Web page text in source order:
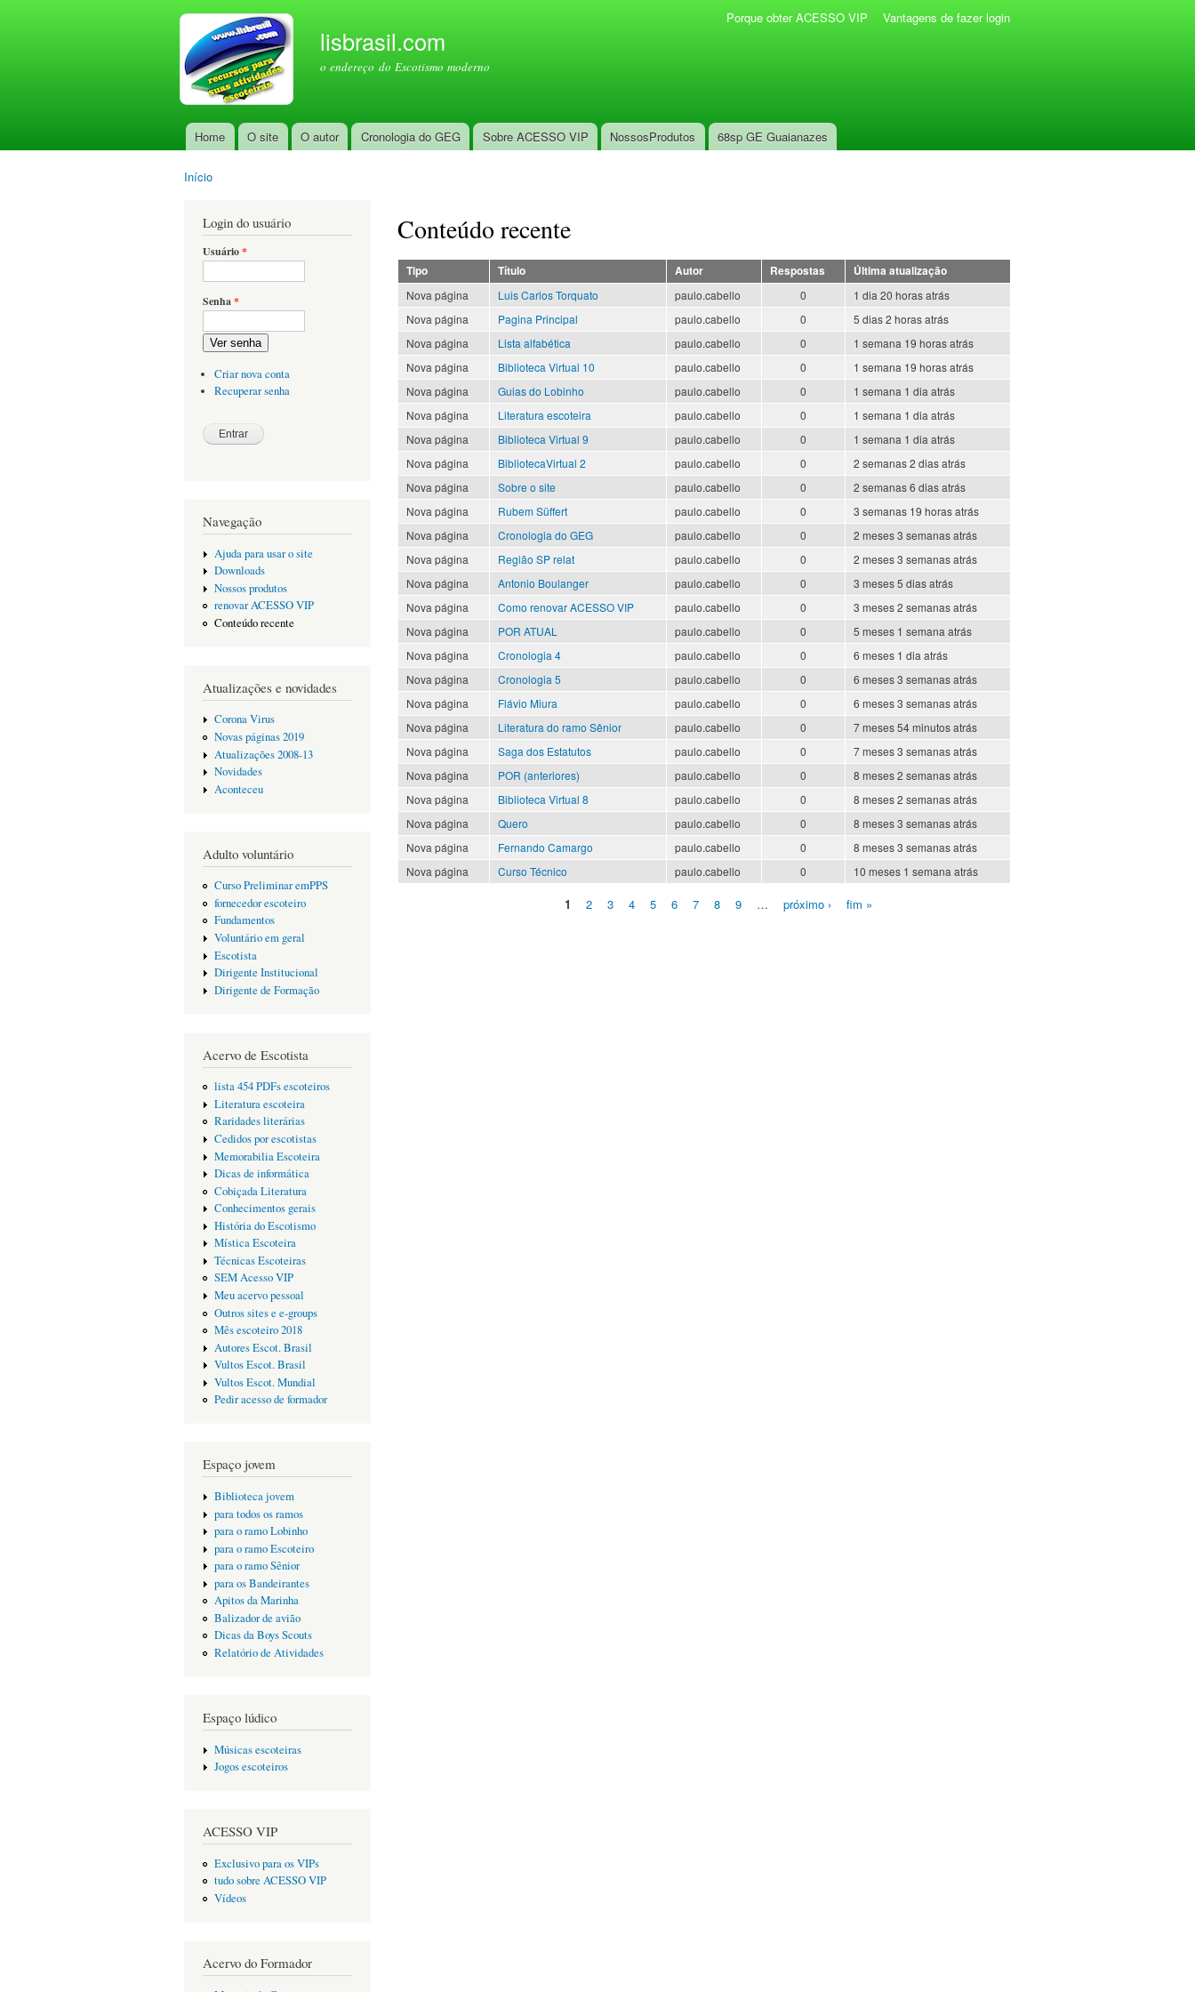
lisbrasil.com
o endereço do Escotismo moderno
Menu principal
Home O site O autor Cronologia do GEG Sobre ACESSO VIP NossosProdutos 68sp GE Guaianazes
Porque obter ACESSO VIP Vantagens de fazer login
Início
Login do usuário
Usuário*
Senha*
Ver senha
Criar nova conta
Recuperar senha
Navegação
Ajuda para usar o site
Downloads
Nossos produtos
renovar ACESSO VIP
Conteúdo recente
Atualizações e novidades
Corona Virus
Novas páginas 2019
Atualizações 2008-13
Novidades
Aconteceu
Adulto voluntário
Curso Preliminar emPPS
fornecedor escoteiro
Fundamentos
Voluntário em geral
Escotista
Dirigente Institucional
Dirigente de Formação
Acervo de Escotista
lista 454 PDFs escoteiros
Literatura escoteira
Raridades literárias
Cedidos por escotistas
Memorabilia Escoteira
Dicas de informática
Cobiçada Literatura
Conhecimentos gerais
História do Escotismo
Mística Escoteira
Técnicas Escoteiras
SEM Acesso VIP
Meu acervo pessoal
Outros sites e e-groups
Mês escoteiro 2018
Autores Escot. Brasil
Vultos Escot. Brasil
Vultos Escot. Mundial
Pedir acesso de formador
Espaço jovem
Biblioteca jovem
para todos os ramos
para o ramo Lobinho
para o ramo Escoteiro
para o ramo Sênior
para os Bandeirantes
Apitos da Marinha
Balizador de avião
Dicas da Boys Scouts
Relatório de Atividades
Espaço lúdico
Músicas escoteiras
Jogos escoteiros
ACESSO VIP
Exclusivo para os VIPs
tudo sobre ACESSO VIP
Vídeos
Acervo do Formador
Conteúdo recente
Tipo Título Autor Respostas
Última atualização
Nova página
Luis Carlos Torquato paulo.cabello 0
1 dia 20 horas atrás
Nova página
Pagina Principal paulo.cabello 0
5 dias 2 horas atrás
Nova página
Lista alfabética paulo.cabello 0
1 semana 19 horas atrás
Nova página
Biblioteca Virtual 10 paulo.cabello 0
1 semana 19 horas atrás
Nova página
Guias do Lobinho paulo.cabello 0
1 semana 1 dia atrás
Nova página
Literatura escoteira paulo.cabello 0
1 semana 1 dia atrás
Nova página
Biblioteca Virtual 9 paulo.cabello 0
1 semana 1 dia atrás
Nova página
BibliotecaVirtual 2 paulo.cabello 0
2 semanas 2 dias atrás
Nova página
Sobre o site paulo.cabello 0
2 semanas 6 dias atrás
Nova página
Rubem Süffert paulo.cabello 0
3 semanas 19 horas atrás
Nova página
Cronologia do GEG paulo.cabello 0
2 meses 3 semanas atrás
Nova página
Região SP relat paulo.cabello 0
2 meses 3 semanas atrás
Nova página
Antonio Boulanger paulo.cabello 0
3 meses 5 dias atrás
Nova página
Como renovar ACESSO VIP paulo.cabello 0
3 meses 2 semanas atrás
Nova página
POR ATUAL paulo.cabello 0
5 meses 1 semana atrás
Nova página
Cronologia 4 paulo.cabello 0
6 meses 1 dia atrás
Nova página
Cronologia 5 paulo.cabello 0
6 meses 3 semanas atrás
Nova página
Flávio Miura paulo.cabello 0
6 meses 3 semanas atrás
Nova página
Literatura do ramo Sênior paulo.cabello 0
7 meses 54 minutos atrás
Nova página
Saga dos Estatutos paulo.cabello 0
7 meses 3 semanas atrás
Nova página
POR (anteriores) paulo.cabello 0
8 meses 2 semanas atrás
Nova página
Biblioteca Virtual 8 paulo.cabello 0
8 meses 2 semanas atrás
Nova página
Quero paulo.cabello 0
8 meses 3 semanas atrás
Nova página
Fernando Camargo paulo.cabello 0
8 meses 3 semanas atrás
Nova página
Curso Técnico paulo.cabello 0 10 meses 1 semana atrás
1 2 3 4 5 6 7 8 9 … próximo › fim »